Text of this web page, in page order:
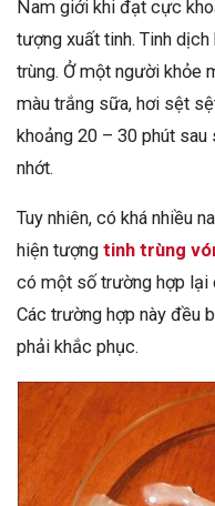
Nam giới khi đạt cực
tượng xuất tinh. Tinh
trùng. Ở một người khỏe
màu trắng sữa, hơi sệt
khoảng 20 – 30 phút sau
nhớt.
Tuy nhiên, có khá nhiều
hiện tượng tinh trùng
có một số trường hợp lại
Các trường hợp này đều
phải khắc phục.